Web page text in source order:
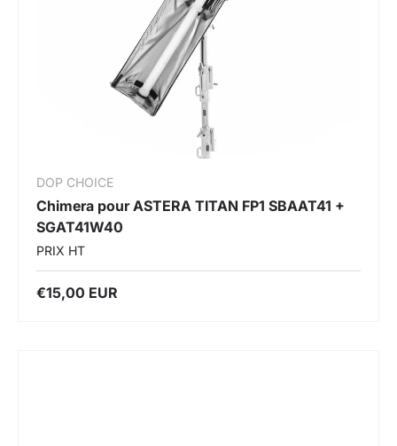
DOP CHOICE
Chimera pour ASTERA TITAN FP1 SBAAT41 +
SGAT41W40
PRIX HT
€15,00 EUR